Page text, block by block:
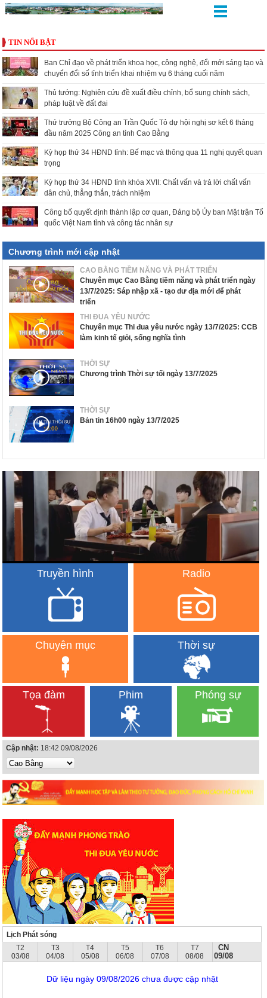
TIN NỔI BẬT
Ban Chỉ đạo về phát triển khoa học, công nghệ, đổi mới sáng tạo và
chuyển đổi số tỉnh triển khai nhiệm vụ 6 tháng cuối năm
Thủ tướng: Nghiên cứu đề xuất điều chỉnh, bổ sung chính sách,
pháp luật về đất đai
Thứ trưởng Bộ Công an Trần Quốc Tỏ dự hội nghị sơ kết 6 tháng
đầu năm 2025 Công an tỉnh Cao Bằng
Kỳ họp thứ 34 HĐND tỉnh: Bế mạc và thông qua 11 nghị quyết quan
trọng
Kỳ họp thứ 34 HĐND tỉnh khóa XVII: Chất vấn và trả lời chất vấn
dân chủ, thẳng thắn, trách nhiệm
Công bố quyết định thành lập cơ quan, Đảng bộ Ủy ban Mặt trận Tổ
quốc Việt Nam tỉnh và công tác nhân sự
Chương trình mới cập nhật
CAO BẰNG TIỀM NĂNG VÀ PHÁT TRIỂN
Chuyên mục Cao Bằng tiềm năng và phát triển ngày
13/7/2025: Sáp nhập xã - tạo dư địa mới để phát
triển
THI ĐUA YÊU NƯỚC
Chuyên mục Thi đua yêu nước ngày 13/7/2025: CCB
làm kinh tế giỏi, sống nghĩa tình
THỜI SỰ
Chương trình Thời sự tối ngày 13/7/2025
THỜI SỰ
Bản tin 16h00 ngày 13/7/2025
Truyền hình Radio
Chuyên mục Thời sự
Tọa đàm Phim Phóng sự
Cập nhật: 18:42 09/08/2026
Lịch Phát sóng
T2
03/08
T3
04/08
T4
05/08
T5
06/08
T6
07/08
T7
08/08
CN
09/08
Dữ liệu ngày 09/08/2026 chưa được cập nhật